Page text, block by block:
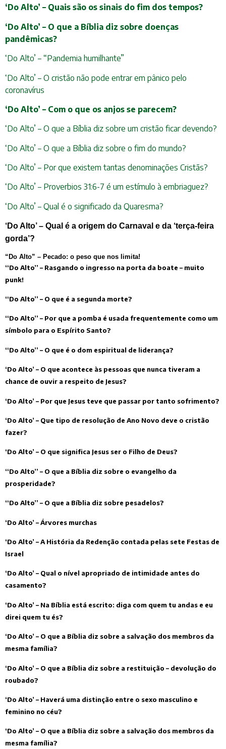
‘Do Alto’ – Quais são os sinais do fim dos tempos?
‘Do Alto’ – O que a Bíblia diz sobre doenças
pandêmicas?
‘Do Alto’ – “Pandemia humilhante”
‘Do Alto’ – O cristão não pode entrar em pânico pelo
coronavírus
‘Do Alto’ – Com o que os anjos se parecem?
‘Do Alto’ – O que a Bíblia diz sobre um cristão ficar devendo?
‘Do Alto’ – O que a Bíblia diz sobre o fim do mundo?
‘Do Alto’ – Por que existem tantas denominações Cristãs?
‘Do Alto’ – Proverbios 31:6-7 é um estímulo à embriaguez?
‘Do Alto’ – Qual é o significado da Quaresma?
‘Do Alto’ – Qual é a origem do Carnaval e da ‘terça-feira
gorda’?
“Do Alto” – Pecado: o peso que nos limita!
“Do Alto” – Rasgando o ingresso na porta da boate – muito
punk!
“Do Alto” – O que é a segunda morte?
“Do Alto” – Por que a pomba é usada frequentemente como um
símbolo para o Espírito Santo?
“Do Alto” – O que é o dom espiritual de liderança?
‘Do Alto’ – O que acontece às pessoas que nunca tiveram a
chance de ouvir a respeito de Jesus?
‘Do Alto’ – Por que Jesus teve que passar por tanto sofrimento?
‘Do Alto’ – Que tipo de resolução de Ano Novo deve o cristão
fazer?
‘Do Alto’ – O que significa Jesus ser o Filho de Deus?
“Do Alto” – O que a Bíblia diz sobre o evangelho da
prosperidade?
“Do Alto” – O que a Bíblia diz sobre pesadelos?
‘Do Alto’ – Árvores murchas
‘Do Alto’ – A História da Redenção contada pelas sete Festas de
Israel
‘Do Alto’ – Qual o nível apropriado de intimidade antes do
casamento?
‘Do Alto’ – Na Bíblia está escrito: diga com quem tu andas e eu
direi quem tu és?
‘Do Alto’ – O que a Bíblia diz sobre a salvação dos membros da
mesma família?
‘Do Alto’ – O que a Bíblia diz sobre a restituição – devolução do
roubado?
‘Do Alto’ – Haverá uma distinção entre o sexo masculino e
feminino no céu?
‘Do Alto’ – O que a Bíblia diz sobre a salvação dos membros da
mesma família?